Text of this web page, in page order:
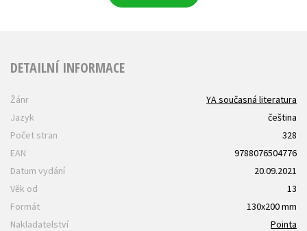
DETAILNÍ INFORMACE
Žánr
YA současná literatura
Jazyk
čeština
Počet stran
328
EAN
9788076504776
Datum vydání
20.09.2021
Věk od
13
Formát
130x200 mm
Nakladatelství
Pointa